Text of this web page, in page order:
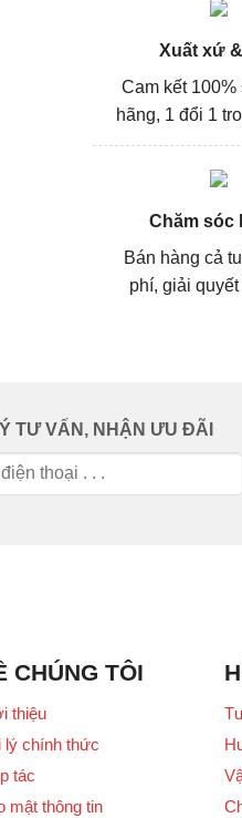
Xuất xứ
Cam kết 100%
hãng, 1 đổi 1
Chăm sóc
Bán hàng cả
phí, giải
TƯ VẤN, NHẬN ƯU ĐÃI
CHÚNG TÔI
thiệu
lý chính thức
tác
mật thông tin